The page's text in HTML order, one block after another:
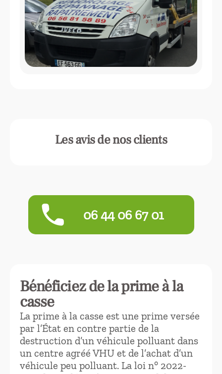
Les avis de nos clients
phone 06 44 06 67 01
Bénéficiez de la prime à la
casse
La prime à la casse est une prime versée
par l’État en contre partie de la
destruction d’un véhicule polluant dans
un centre agréé VHU et de l’achat d’un
véhicule peu polluant. La loi n° 2022-